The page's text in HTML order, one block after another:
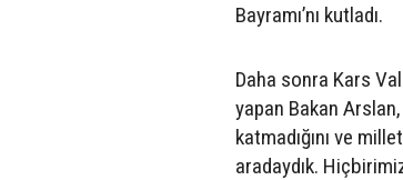
Bayramı’nı kutladı.
Daha sonra Kars
yapan Bakan
katmadığını ve
aradaydık.